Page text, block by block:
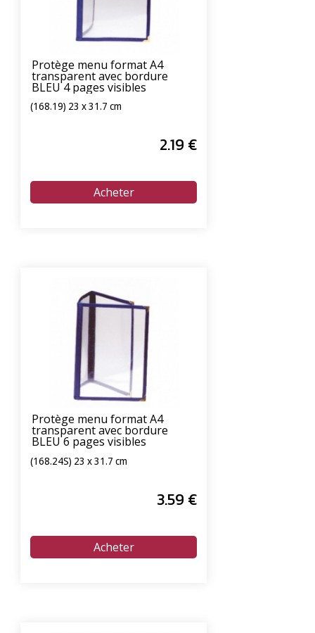
Protège menu format A4
transparent avec bordure
BLEU 4 pages visibles
(168.19) 23 x 31.7 cm
2.19 €
Protège menu format A4
transparent avec bordure
BLEU 6 pages visibles
(168.24S) 23 x 31.7 cm
3.59 €